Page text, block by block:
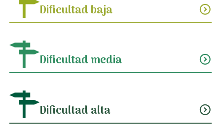
Dificultad baja expand_circle_down
Dificultad media expand_circle_down
Dificultad alta expand_circle_down